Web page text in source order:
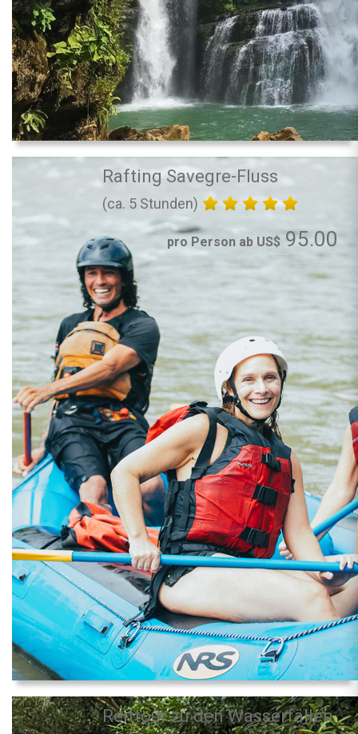
Rafting Savegre-Fluss
(ca. 5 Stunden)
pro Person ab US$ 95.00
Reittour zu den Wasserfällen